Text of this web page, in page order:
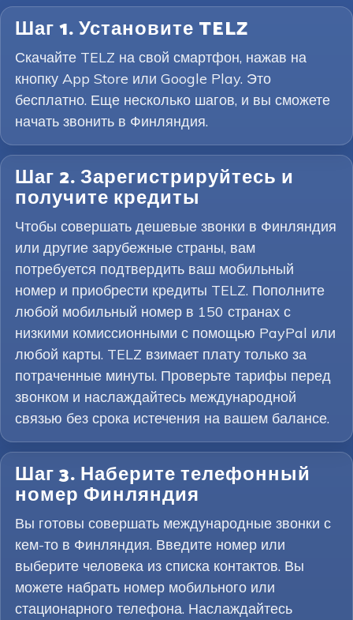
Шаг 1. Установите TELZ
Скачайте TELZ на свой смартфон, нажав на
кнопку App Store или Google Play. Это
бесплатно. Еще несколько шагов, и вы сможете
начать звонить в Финляндия.
Шаг 2. Зарегистрируйтесь и
получите кредиты
Чтобы совершать дешевые звонки в Финляндия
или другие зарубежные страны, вам
потребуется подтвердить ваш мобильный
номер и приобрести кредиты TELZ. Пополните
любой мобильный номер в 150 странах с
низкими комиссионными с помощью PayPal или
любой карты. TELZ взимает плату только за
потраченные минуты. Проверьте тарифы перед
звонком и наслаждайтесь международной
связью без срока истечения на вашем балансе.
Шаг 3. Наберите телефонный
номер Финляндия
Вы готовы совершать международные звонки с
кем-то в Финляндия. Введите номер или
выберите человека из списка контактов. Вы
можете набрать номер мобильного или
стационарного телефона. Наслаждайтесь